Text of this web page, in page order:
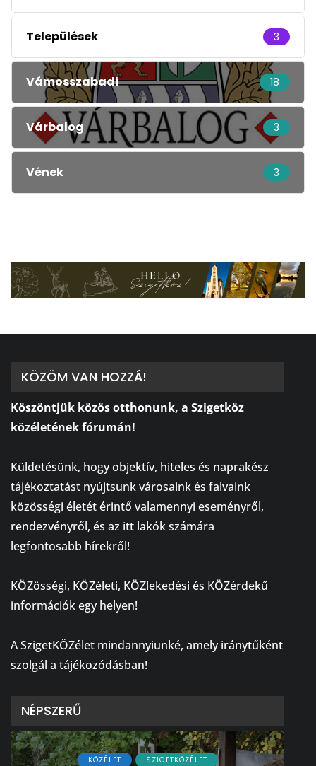
Települések 3
Vámosszabadi 18
Várbalog 3
Vének 3
KÖZÖM VAN HOZZÁ!
Köszöntjük közös otthonunk, a Szigetköz
közéletének fórumán!
Küldetésünk, hogy objektív, hiteles és naprakész
tájékoztatást nyújtsunk városaink és falvaink
közösségi életét érintő valamennyi eseményről,
rendezvényről, és az itt lakók számára
legfontosabb hírekről!
KÖZösségi, KÖZéleti, KÖZlekedési és KÖZérdekű
információk egy helyen!
A SzigetKÖZélet mindannyiunké, amely iránytűként
szolgál a tájékozódásban!
NÉPSZERŰ
KÖZÉLET SZIGETKÖZÉLET